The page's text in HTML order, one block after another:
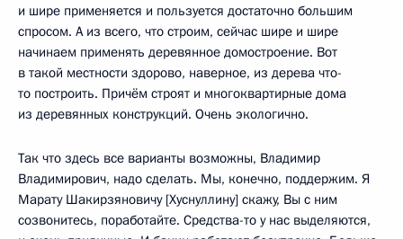
и шире применяется и пользуется достаточно большим
спросом. А из всего, что строим, сейчас шире и шире
начинаем применять деревянное домостроение. Вот
в такой местности здорово, наверное, из дерева что-
то построить. Причём строят и многоквартирные дома
из деревянных конструкций. Очень экологично.
Так что здесь все варианты возможны, Владимир
Владимирович, надо сделать. Мы, конечно, поддержим. Я
Марату Шакирзяновичу [Хуснуллину] скажу, Вы с ним
созвонитесь, поработайте. Средства-то у нас выделяются,